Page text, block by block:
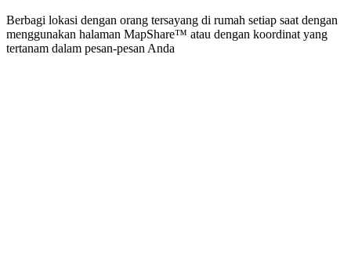
Berbagi lokasi dengan orang tersayang di rumah setiap saat dengan
menggunakan halaman MapShare™ atau dengan koordinat yang
tertanam dalam pesan-pesan Anda